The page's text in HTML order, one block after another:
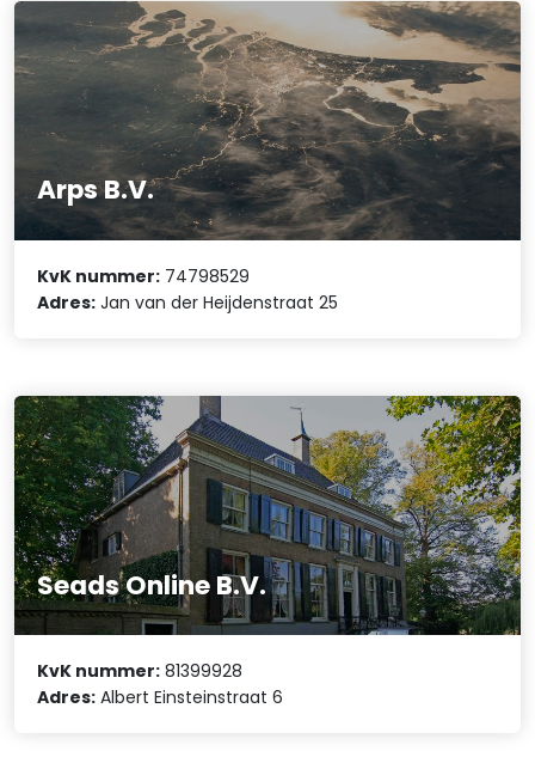
Arps B.V.
KvK nummer: 74798529
Adres: Jan van der Heijdenstraat 25
Seads Online B.V.
KvK nummer: 81399928
Adres: Albert Einsteinstraat 6